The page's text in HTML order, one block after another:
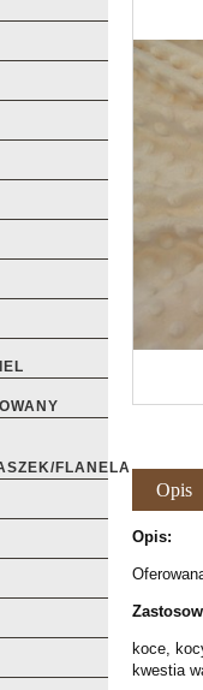
FLANELA
Opis
Opis:
koce,
kwestia